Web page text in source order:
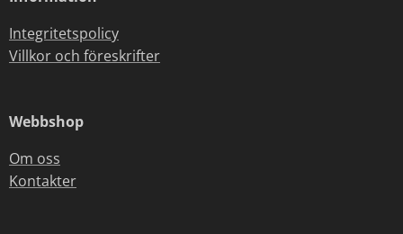
Integritetspolicy
Villkor och föreskrifter
Webbshop
Om oss
Kontakter